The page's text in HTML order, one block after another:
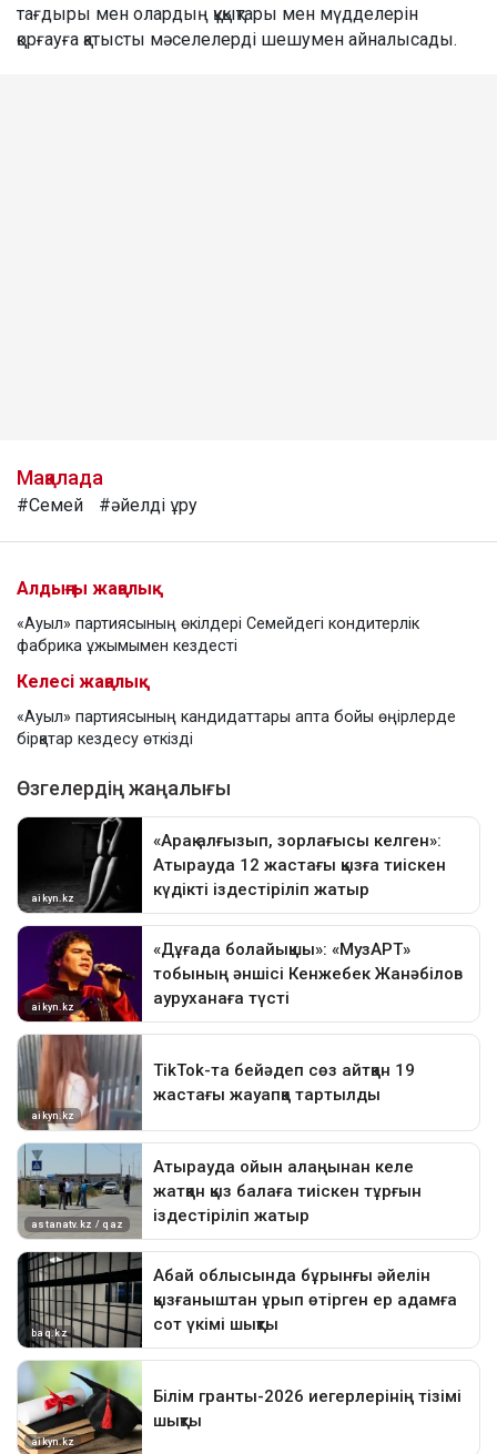
тағдыры мен олардың құқықтары мен мүдделерін
қорғауға қатысты мәселелерді шешумен айналысады.
Мақалада
#Семей #әйелді ұру
Алдыңғы жаңалық
«Ауыл» партиясының өкілдері Семейдегі кондитерлік
фабрика ұжымымен кездесті
Келесі жаңалық
«Ауыл» партиясының кандидаттары апта бойы өңірлерде
бірқатар кездесу өткізді